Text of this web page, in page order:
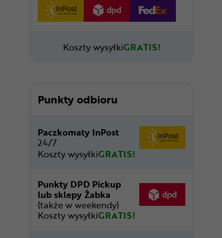
Koszty wysyłkiGRATIS!
Punkty odbioru
Paczkomaty InPost
24/7
Koszty wysyłkiGRATIS!
Punkty DPD Pickup
lub sklepy Żabka
(także w weekendy)
Koszty wysyłkiGRATIS!